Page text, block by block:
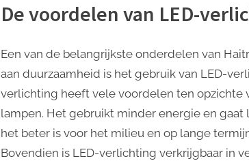
De voordelen van LED-
Een van de belangrijkste onderdelen van
aan duurzaamheid is het gebruik van LED-
verlichting heeft vele voordelen ten opzichte
lampen. Het gebruikt minder energie en gaat
het beter is voor het milieu en op lange
Bovendien is LED-verlichting verkrijgbaar in